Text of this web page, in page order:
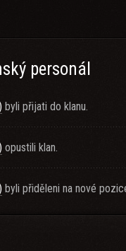
personál
byli přijati do klanu.
opustili klan.
byli přiděleni na nové